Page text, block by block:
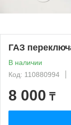
ГАЗ
В наличии
Код: 110880994
8 000 ₸